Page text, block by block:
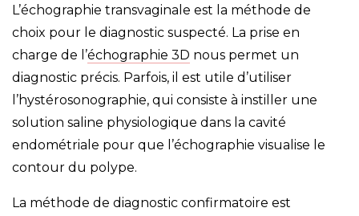
L’échographie transvaginale est la méthode de
choix pour le diagnostic suspecté. La prise en
charge de l’échographie 3D nous permet un
diagnostic précis. Parfois, il est utile d’utiliser
l’hystérosonographie, qui consiste à instiller une
solution saline physiologique dans la cavité
endométriale pour que l’échographie visualise le
contour du polype.
La méthode de diagnostic confirmatoire est